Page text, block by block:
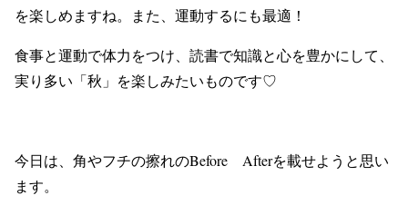
を楽しめますね。また、運動するにも最適！
食事と運動で体力をつけ、読書で知識と心を豊かにして、
実り多い「秋」を楽しみたいものです♡
今日は、角やフチの擦れのBefore Afterを載せようと思い
ます。